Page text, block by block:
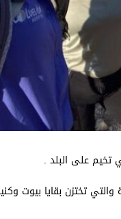
تختزن بقايا بيوت